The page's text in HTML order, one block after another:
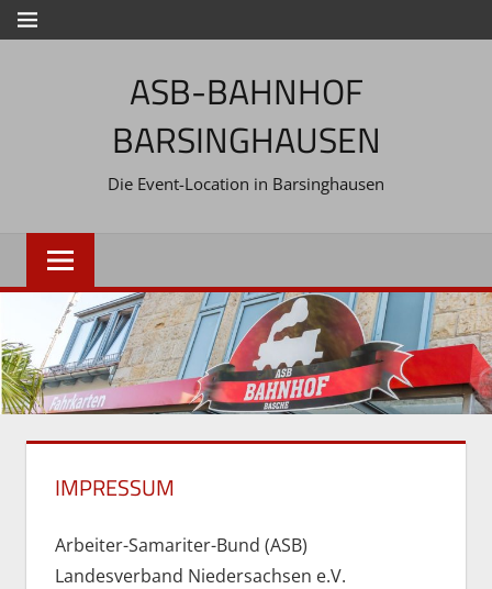
Zum
Inhalt
MENÜ
ASB-BAHNHOF
BARSINGHAUSEN
Die Event-Location in Barsinghausen
IMPRESSUM
Arbeiter-Samariter-Bund (ASB)
Landesverband Niedersachsen e.V.